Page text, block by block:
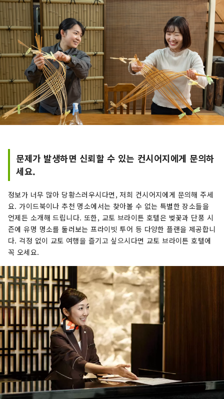
문제가 발생하면 신뢰할 수 있는 컨시어지에게 문의하
세요.
정보가 너무 많아 당황스러우시다면, 저희 컨시어지에게 문의해 주세
요. 가이드북이나 추천 명소에서는 찾아볼 수 없는 특별한 장소들을
언제든 소개해 드립니다. 또한, 교토 브라이튼 호텔은 벚꽃과 단풍 시
즌에 유명 명소를 둘러보는 프라이빗 투어 등 다양한 플랜을 제공합니
다. 걱정 없이 교토 여행을 즐기고 싶으시다면 교토 브라이튼 호텔에
꼭 오세요.